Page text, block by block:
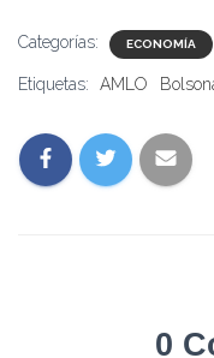
Categorías: ECONOMÍA
Etiquetas: AMLO
0